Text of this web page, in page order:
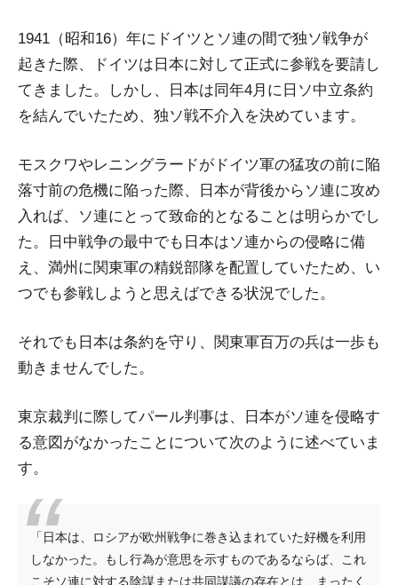
1941（昭和16）年にドイツとソ連の間で独ソ戦争が
起きた際、ドイツは日本に対して正式に参戦を要請し
てきました。しかし、日本は同年4月に日ソ中立条約
を結んでいたため、独ソ戦不介入を決めています。
モスクワやレニングラードがドイツ軍の猛攻の前に陥
落寸前の危機に陥った際、日本が背後からソ連に攻め
入れば、ソ連にとって致命的となることは明らかでし
た。日中戦争の最中でも日本はソ連からの侵略に備
え、満州に関東軍の精鋭部隊を配置していたため、い
つでも参戦しようと思えばできる状況でした。
それでも日本は条約を守り、関東軍百万の兵は一歩も
動きませんでした。
東京裁判に際してパール判事は、日本がソ連を侵略す
る意図がなかったことについて次のように述べていま
す。
「日本は、ロシアが欧州戦争に巻き込まれていた好機を利用
しなかった。もし行為が意思を示すものであるならば、これ
こそソ連に対する陰謀または共同謀議の存在とは、まったく